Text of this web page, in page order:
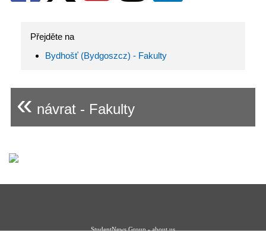
Přejděte na
Bydhošť (Bydgoszcz) - Fakulty
« návrat - Fakulty
StudentNews Group - about us